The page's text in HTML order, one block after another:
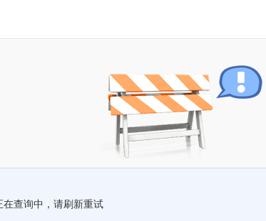
在查询中，请刷新重试